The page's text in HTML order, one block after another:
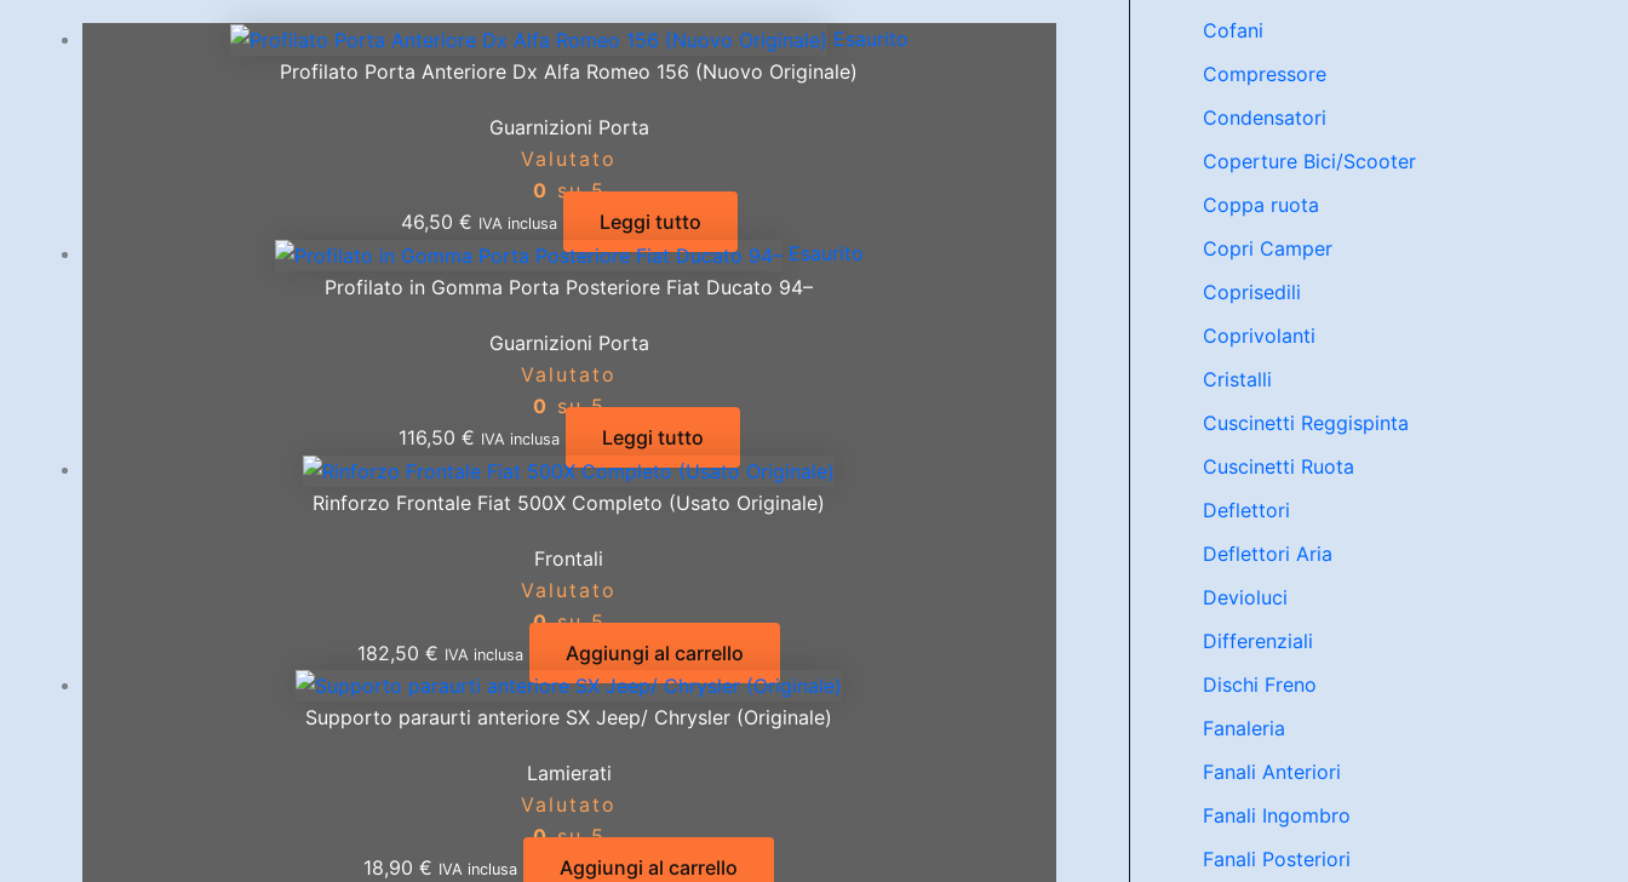
Esaurito
Profilato Porta Anteriore Dx Alfa Romeo 156 (Nuovo Originale)
Guarnizioni Porta
Valutato
0 su 5
46,50 € IVA inclusa
Leggi tutto
Esaurito
Profilato in Gomma Porta Posteriore Fiat Ducato 94–
Guarnizioni Porta
Valutato
0 su 5
116,50 € IVA inclusa Leggi tutto
Rinforzo Frontale Fiat 500X Completo (Usato Originale)
Frontali
Valutato
0su 5
182,50€ IVA inclusa Aggiungi al carrello
Supporto paraurti anteriore SX Jeep/ Chrysler (Originale)
Lamierati
Valutato
0su 5
18,90€ IVA inclusa Aggiungi al carrello
Cofani
Compressore
Condensatori
Coperture Bici/Scooter
Coppa ruota
Copri Camper
Coprisedili
Coprivolanti
Cristalli
Cuscinetti Reggispinta
Cuscinetti Ruota
Deflettori
Deflettori Aria
Devioluci
Differenziali
Dischi Freno
Fanaleria
Fanali Anteriori
Fanali Ingombro
Fanali Posteriori